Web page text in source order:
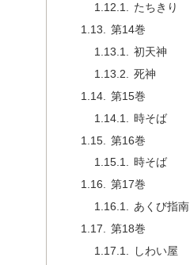
たちきり
第14巻
初天神
死神
第15巻
時そば
第16巻
時そば
第17巻
あくび指南
第18巻
しわい屋